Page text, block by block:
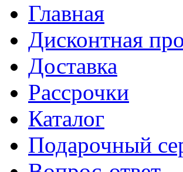
Главная
Дисконтная
Доставка
Рассрочки
Каталог
Подарочный